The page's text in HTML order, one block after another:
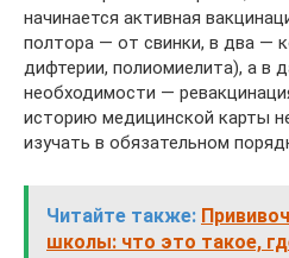
начинается активная
полтора — от свинки, в два —
дифтерии, полиомиелита), а в
необходимости —
историю медицинской карты
изучать в обязательном
Читайте также:
школы: что это такое,